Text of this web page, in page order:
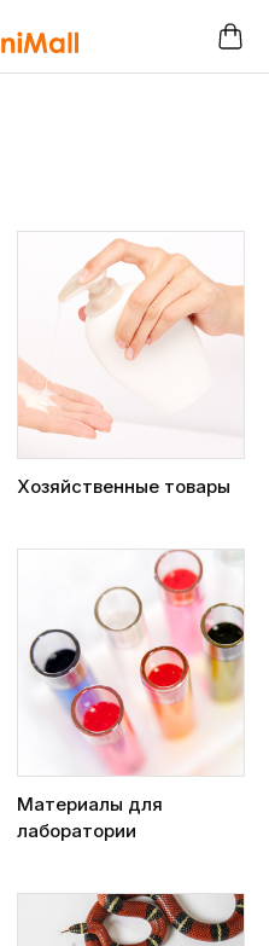
Хозяйственные товары
Материалы для
лаборатории